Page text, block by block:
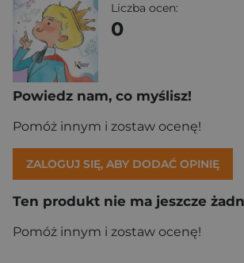
Liczba ocen:
0
Powiedz nam, co myślisz!
Pomóż innym i zostaw ocenę!
ZALOGUJ SIĘ, ABY DODAĆ OPINIĘ
Ten produkt nie ma jeszcze
Pomóż innym i zostaw ocenę!